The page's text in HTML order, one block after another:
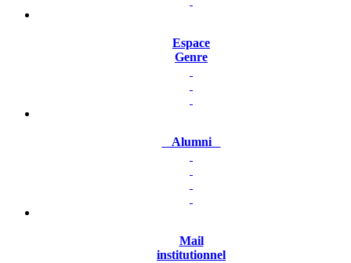
Espace
Genre
Alumni
Mail
institutionnel